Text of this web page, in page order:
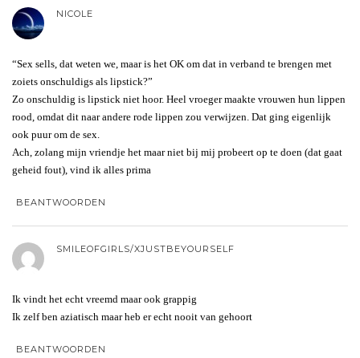
NICOLE
“Sex sells, dat weten we, maar is het OK om dat in verband te brengen met
zoiets onschuldigs als lipstick?”
Zo onschuldig is lipstick niet hoor. Heel vroeger maakte vrouwen hun lippen
rood, omdat dit naar andere rode lippen zou verwijzen. Dat ging eigenlijk
ook puur om de sex.
Ach, zolang mijn vriendje het maar niet bij mij probeert op te doen (dat gaat
geheid fout), vind ik alles prima
BEANTWOORDEN
SMILEOFGIRLS/XJUSTBEYOURSELF
Ik vindt het echt vreemd maar ook grappig
Ik zelf ben aziatisch maar heb er echt nooit van gehoort
BEANTWOORDEN